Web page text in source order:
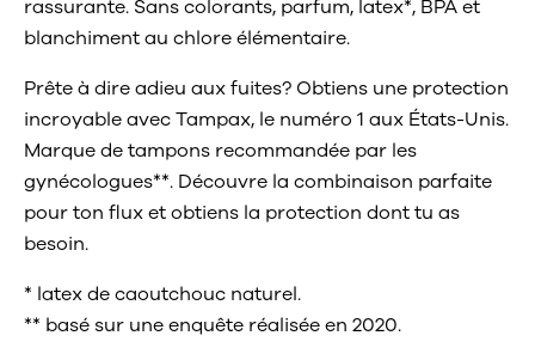
rassurante. Sans colorants, parfum, latex*, BPA et
blanchiment au chlore élémentaire.
Prête à dire adieu aux fuites? Obtiens une protection
incroyable avec Tampax, le numéro 1 aux États-Unis.
Marque de tampons recommandée par les
gynécologues**. Découvre la combinaison parfaite
pour ton flux et obtiens la protection dont tu as
besoin.
* latex de caoutchouc naturel.
** basé sur une enquête réalisée en 2020.